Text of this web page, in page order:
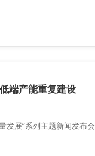
端产能重复建设
发展”系列主题新闻发布会